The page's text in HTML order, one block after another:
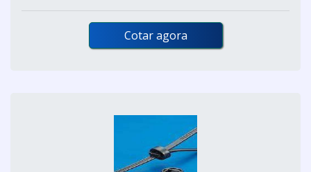
Cotar agora